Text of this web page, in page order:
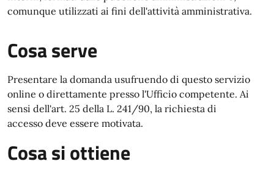
comunque utilizzati ai fini dell'attività amministrativa.
Cosa serve
Presentare la domanda usufruendo di questo servizio
online o direttamente presso l'Ufficio competente. Ai
sensi dell'art. 25 della L. 241/90, la richiesta di
accesso deve essere motivata.
Cosa si ottiene